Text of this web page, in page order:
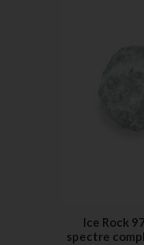
Ice Rock
spectre